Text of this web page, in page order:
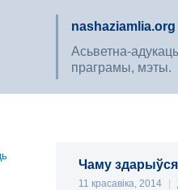
nashaziamlia.org
Асьветна-
праграмы, мэты.
Чаму
11 красавіка, 2014 |